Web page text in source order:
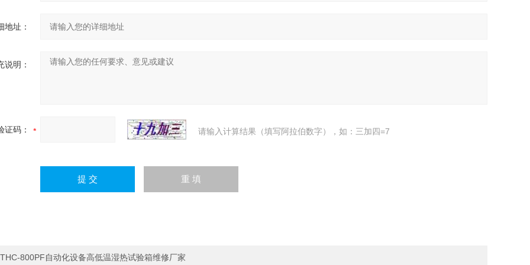
地址：
说明：
证码： 请输入计算结果（填写阿拉伯数字），如：三加四=7
THC-800PF自动化设备高低温湿热试验箱维修厂家